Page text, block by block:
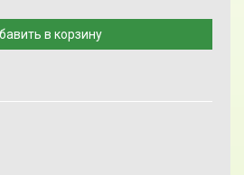
в корзину